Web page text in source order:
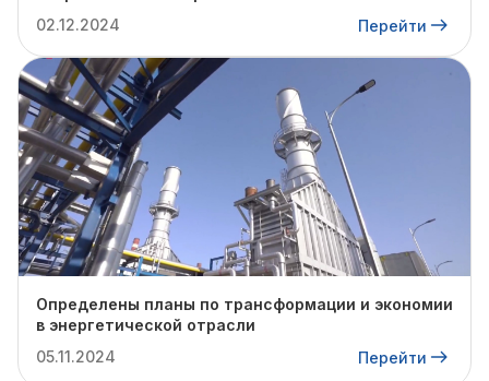
02.12.2024
Перейти
Определены планы по трансформации и экономии
в энергетической отрасли
05.11.2024
Перейти